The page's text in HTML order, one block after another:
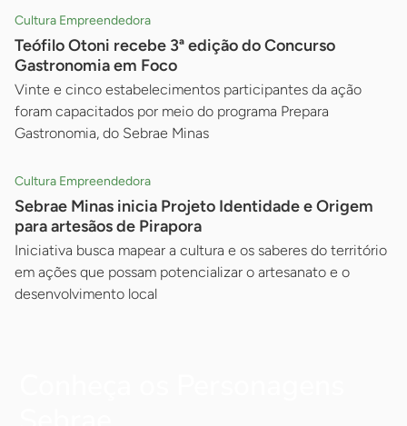
Cultura Empreendedora
Teófilo Otoni recebe 3ª edição do Concurso
Gastronomia em Foco
Vinte e cinco estabelecimentos participantes da ação
foram capacitados por meio do programa Prepara
Gastronomia, do Sebrae Minas
Cultura Empreendedora
Sebrae Minas inicia Projeto Identidade e Origem
para artesãos de Pirapora
Iniciativa busca mapear a cultura e os saberes do território
em ações que possam potencializar o artesanato e o
desenvolvimento local